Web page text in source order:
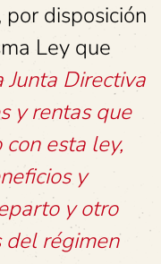
disposición
Ley que
Directiva
y rentas que
esta ley,
y
y otro
del régimen